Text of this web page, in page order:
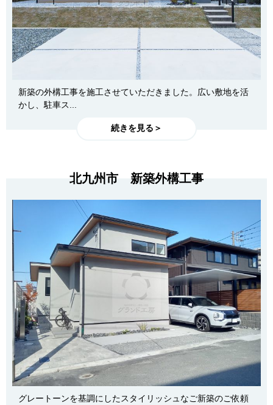
新築の外構工事を施工させていただきました。広い敷地を活
かし、駐車ス...
続きを見る＞
北九州市 新築外構工事
グレートーンを基調にしたスタイリッシュなご新築のご依頼